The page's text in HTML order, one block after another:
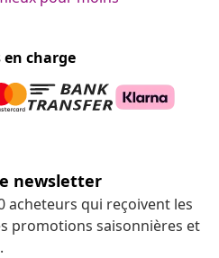
en charge
newsletter
acheteurs qui reçoivent les
promotions saisonnières et